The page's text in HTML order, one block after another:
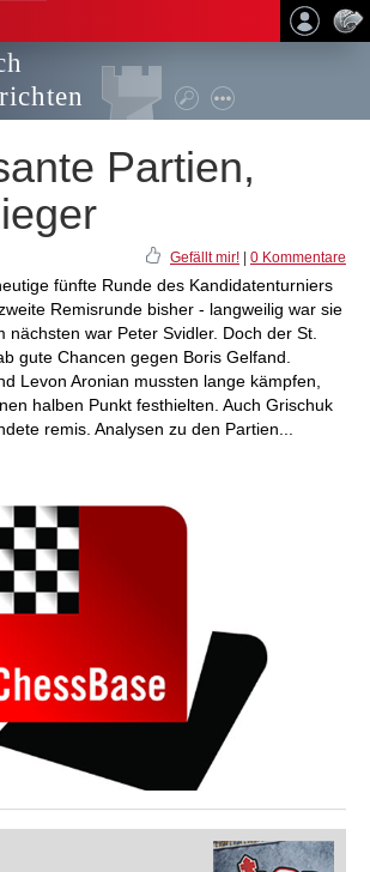
Partien,
Gefällt mir! 0 Kommentare
fünfte Runde des Kandidatenturniers
Remisrunde bisher - langweilig war sie
nächsten war Peter Svidler. Doch der St.
gute Chancen gegen Boris Gelfand.
Levon Aronian mussten lange kämpfen,
halben Punkt festhielten. Auch Grischuk
remis. Analysen zu den Partien...